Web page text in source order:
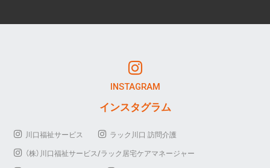
INSTAGRAM
インスタグラム
川口福祉サービス
ラック川口 訪問介護
（株）川口福祉サービス/ラック居宅ケアマネージャー